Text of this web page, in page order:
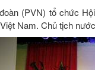
(PVN) tổ chức
Nam. Chủ tịch